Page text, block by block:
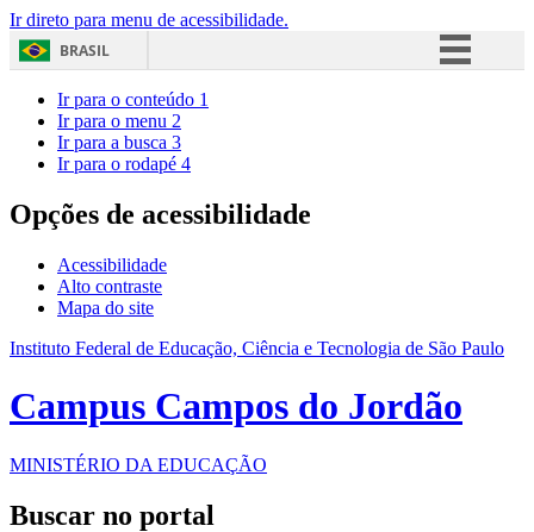
Ir direto para menu de acessibilidade.
BRASIL
Acesso à informação
Ir para o conteúdo 1
Ir para o menu 2
Ir para a busca 3
Ir para o rodapé 4
Opções de acessibilidade
Acessibilidade
Alto contraste
Mapa do site
Instituto Federal de Educação, Ciência e Tecnologia de São Paulo
Campus Campos do Jordão
MINISTÉRIO DA EDUCAÇÃO
Buscar no portal